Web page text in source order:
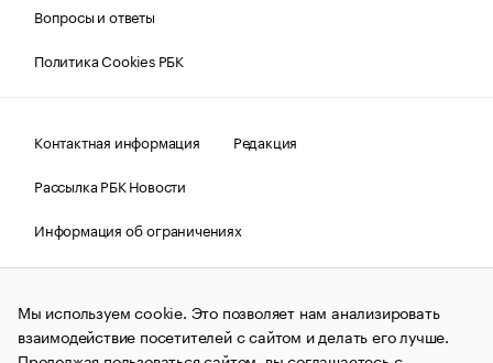
Вопросы и ответы
Политика Cookies РБК
Контактная информация
Редакция
Рассылка РБК Новости
Информация об ограничениях
Правовая информация
О соблюдении авторских прав
© АО «РОСБИЗНЕСКОНСАЛТИНГ»,1995–2026.Сообщения
и материалы информационного агентства «РБК»
(зарегистрировано Федеральной службой по надзору в сфере
Мы используем cookie. Это позволяет нам анализировать
взаимодействие посетителей с сайтом и делать его лучше.